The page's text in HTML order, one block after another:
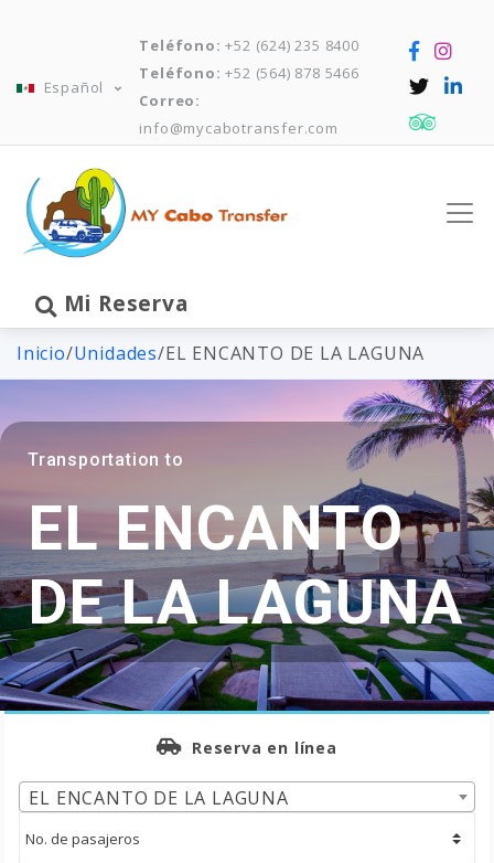
Español
Teléfono: +52 (624) 235 8400
Teléfono: +52 (564) 878 5466
Correo:
info@mycabotransfer.com
Mi Reserva
Inicio/Unidades/EL ENCANTO DE LA LAGUNA
Transportation to
EL ENCANTO
DE LA LAGUNA
Reserva en línea
EL ENCANTO DE LA LAGUNA